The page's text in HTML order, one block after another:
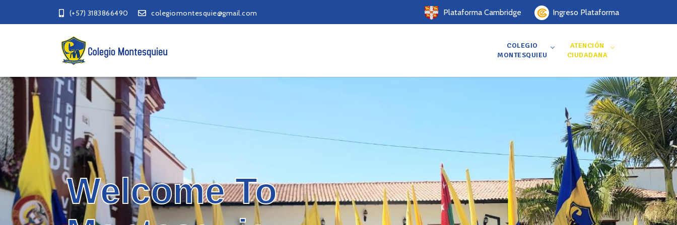
(+57) 3183866490 colegiomontesquie@gmail.com Plataforma Cambridge Ingreso Plataforma
COLEGIO
MONTESQUIEU
ATENCIÓN
CIUDADANA
Welcome To